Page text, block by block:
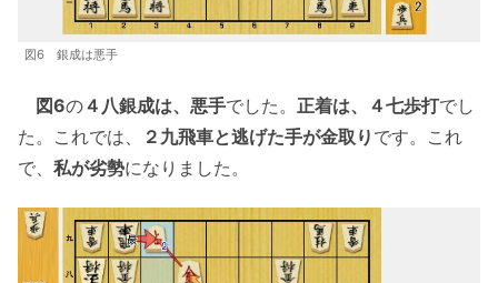
図6 銀成は悪手
図6の４八銀成は、悪手でした。 正着は、４七歩打でし
た。これでは、
２九飛車と逃げた手が金取り です。これ
で、 私が劣勢になりました。